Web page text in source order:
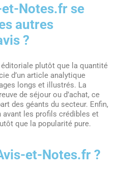
Notes.fr se
autres
?
plutôt que la quantité
d’un article analytique
longs et illustrés. La
de séjour ou d’achat, ce
des géants du secteur. Enfin,
avant les profils crédibles et
que la popularité pure.
et-Notes.fr ?